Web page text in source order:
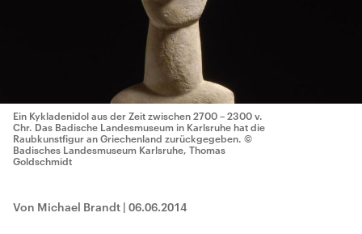
Ein Kykladenidol aus der Zeit zwischen 2700 – 2300 v.
Chr. Das Badische Landesmuseum in Karlsruhe hat die
Raubkunstfigur an Griechenland zurückgegeben. ©
Badisches Landesmuseum Karlsruhe, Thomas
Goldschmidt
Von Michael Brandt | 06.06.2014